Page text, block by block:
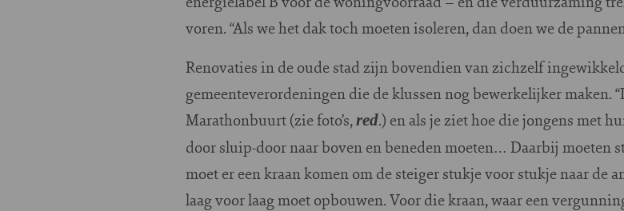
voren. “Als we het dak toch moeten isoleren, dan doen we de
Renovaties in de oude stad zijn bovendien van zichzelf
gemeenteverordeningen die de klussen nog bewerkelijker maken.
Marathonbuurt (zie foto’s,red.) en als je ziet hoe die jongens met
door sluip-door naar boven en beneden moeten… Daarbij moeten
moet er een kraan komen om de steiger stukje voor stukje naar de
laag voor laag moet opbouwen. Voor die kraan, waar een